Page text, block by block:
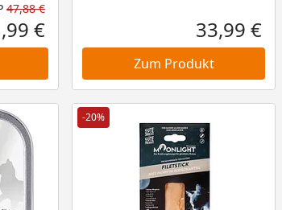
Rabatt in Prozent
Ursprünglicher Preis
47,88 €
Aktueller Preis
€ 33,99 €
Zum Produkt
-20%